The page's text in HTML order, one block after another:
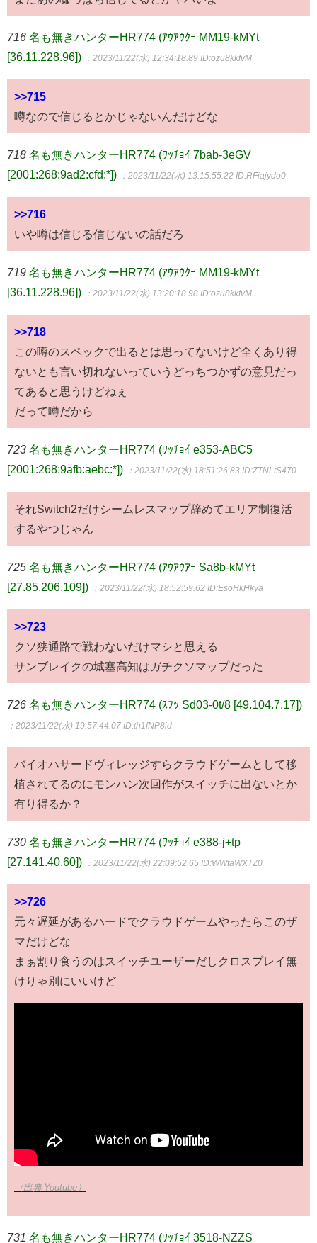
716 名も無きハンターHR774 (ｱｳｱｳｸｰ MM19-kMYt
[36.11.228.96])
：2023/11/22(水) 12:34:18.89 ID:ozu8kkfvM
>>715
噂なので信じるとかじゃないんだけどな
718 名も無きハンターHR774 (ﾜｯﾁｮｲ 7bab-3eGV
[2001:268:9ad2:cfd:*])
：2023/11/22(水) 13:15:55.22 ID:RFiajydo0
>>716
いや噂は信じる信じないの話だろ
719 名も無きハンターHR774 (ｱｳｱｳｸｰ MM19-kMYt
[36.11.228.96])
：2023/11/22(水) 13:20:18.98 ID:ozu8kkfvM
>>718
この噂のスペックで出るとは思ってないけど全くあり得
ないとも言い切れないっていうどっちつかずの意見だっ
てあると思うけどねぇ
だって噂だから
723 名も無きハンターHR774 (ﾜｯﾁｮｲ e353-ABC5
[2001:268:9afb:aebc:*])
：2023/11/22(水) 18:51:26.83 ID:ZTNLtS470
それSwitch2だけシームレスマップ辞めてエリア制復活
するやつじゃん
725 名も無きハンターHR774 (ｱｳｱｳｱｰ Sa8b-kMYt
[27.85.206.109])
：2023/11/22(水) 18:52:59.62 ID:EsoHkHkya
>>723
クソ狭通路で戦わないだけマシと思える
サンブレイクの城塞高知はガチクソマップだった
726 名も無きハンターHR774 (ｽﾌｯ Sd03-0t/8 [49.104.7.17])
：2023/11/22(水) 19:57:44.07 ID:th1fNP8id
バイオハサードヴィレッジすらクラウドゲームとして移
植されてるのにモンハン次回作がスイッチに出ないとか
有り得るか？
730 名も無きハンターHR774 (ﾜｯﾁｮｲ e388-j+tp
[27.141.40.60])
：2023/11/22(水) 22:09:52.65 ID:WWtaWXTZ0
>>726
元々遅延があるハードでクラウドゲームやったらこのザ
マだけどな
まぁ割り食うのはスイッチユーザーだしクロスプレイ無
けりゃ別にいいけど
（出典 Youtube）
731 名も無きハンターHR774 (ﾜｯﾁｮｲ 3518-NZZS